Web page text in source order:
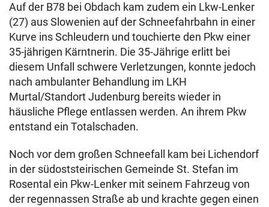
Auf der B78 bei Obdach kam zudem ein Lkw-Lenker
(27) aus Slowenien auf der Schneefahrbahn in einer
Kurve ins Schleudern und touchierte den Pkw einer
35-jährigen Kärntnerin. Die 35-Jährige erlitt bei
diesem Unfall schwere Verletzungen, konnte jedoch
nach ambulanter Behandlung im LKH
Murtal/Standort Judenburg bereits wieder in
häusliche Pflege entlassen werden. An ihrem Pkw
entstand ein Totalschaden.
Noch vor dem großen Schneefall kam bei Lichendorf
in der südoststeirischen Gemeinde St. Stefan im
Rosental ein Pkw-Lenker mit seinem Fahrzeug von
der regennassen Straße ab und krachte gegen einen